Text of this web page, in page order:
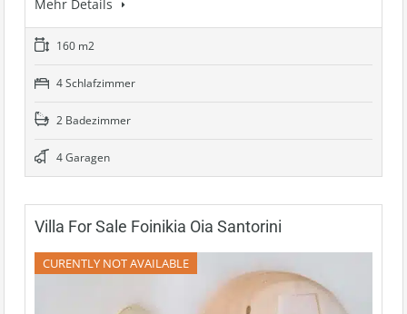
Mehr Details
160 m2
4 Schlafzimmer
2 Badezimmer
4 Garagen
Villa For Sale Foinikia Oia Santorini
CURENTLY NOT AVAILABLE